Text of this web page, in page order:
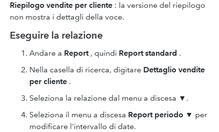
Riepilogo vendite per cliente : la versione del riepilogo
non mostra i dettagli della voce.
Eseguire la relazione
Andare a Report, quindi Report standard .
Nella casella di ricerca, digitare Dettaglio vendite
per cliente .
Seleziona la relazione dal menu a discesa ▼.
Seleziona il menu a discesa Report periodo ▼ per
modificare l'intervallo di date.